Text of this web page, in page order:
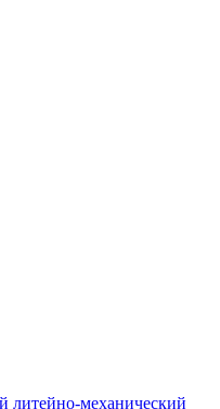
литейно-механический